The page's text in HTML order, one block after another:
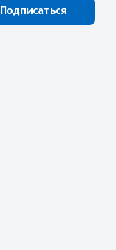
Подписаться